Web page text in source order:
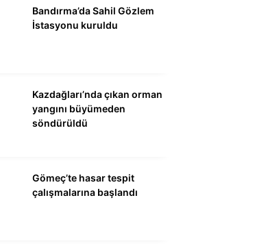
Bandırma’da Sahil Gözlem
İstasyonu kuruldu
Kazdağları’nda çıkan orman
yangını büyümeden
söndürüldü
Gömeç’te hasar tespit
çalışmalarına başlandı